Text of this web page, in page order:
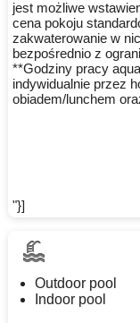
jest możliwe
cena pokoju
zakwaterowanie w
bezpośrednio z
**Godziny pracy
indywidualnie przez
obiadem/lunchem
"}]
Outdoor pool
Indoor pool